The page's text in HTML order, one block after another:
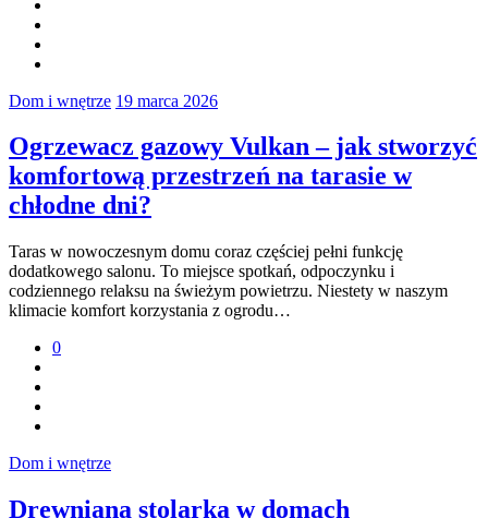
Dom i wnętrze 19 marca 2026
Ogrzewacz gazowy Vulkan – jak stworzyć
komfortową przestrzeń na tarasie w
chłodne dni?
Taras w nowoczesnym domu coraz częściej pełni funkcję
dodatkowego salonu. To miejsce spotkań, odpoczynku i
codziennego relaksu na świeżym powietrzu. Niestety w naszym
klimacie komfort korzystania z ogrodu…
0
Dom i wnętrze
Drewniana stolarka w domach